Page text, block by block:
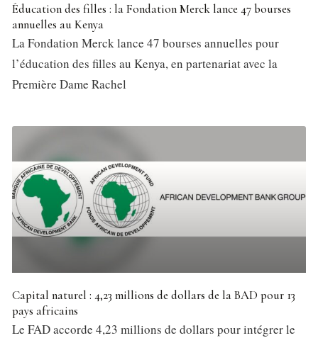
Éducation des filles : la Fondation Merck lance 47 bourses
annuelles au Kenya
La Fondation Merck lance 47 bourses annuelles pour
l’éducation des filles au Kenya, en partenariat avec la
Première Dame Rachel
Capital naturel : 4,23 millions de dollars de la BAD pour 13
pays africains
Le FAD accorde 4,23 millions de dollars pour intégrer le